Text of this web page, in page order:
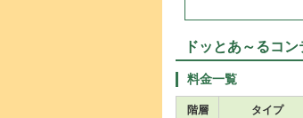
ドッとあ～るコ
料金一覧
階層 タイプ